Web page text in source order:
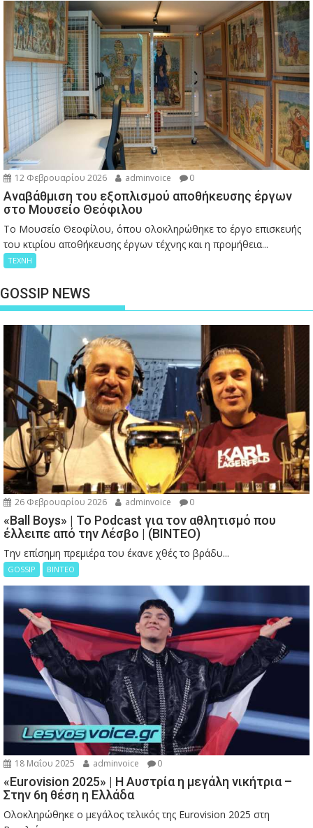
12 Φεβρουαρίου 2026 adminvoice 0
Αναβάθμιση του εξοπλισμού αποθήκευσης έργων
στο Μουσείο Θεόφιλου
Το Μουσείο Θεοφίλου, όπου ολοκληρώθηκε το έργο επισκευής
του κτιρίου αποθήκευσης έργων τέχνης και η προμήθεια...
ΤΕΧΝΗ
GOSSIP NEWS
26 Φεβρουαρίου 2026 adminvoice 0
«Ball Boys» | Το Podcast για τον αθλητισμό που
έλλειπε από την Λέσβο | (ΒΙΝΤΕΟ)
Την επίσημη πρεμιέρα του έκανε χθές το βράδυ...
GOSSIP ΒΙΝΤΕΟ
18 Μαΐου 2025 adminvoice 0
«Eurovision 2025» | Η Αυστρία η μεγάλη νικήτρια –
Στην 6η θέση η Ελλάδα
Ολοκληρώθηκε ο μεγάλος τελικός της Eurovision 2025 στη